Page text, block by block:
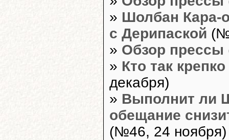
» Шолбан Кара-
с Дерипаской
» Обзор прессы
» Кто так
декабря)
» Выполнит ли
обещание
(№46, 24 ноября)